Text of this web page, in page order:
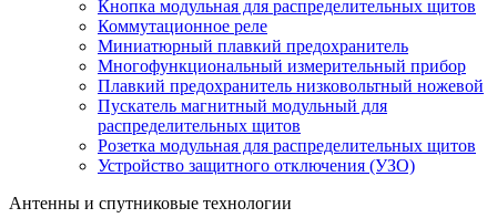
Кнопка модульная для распределительных щитов
Коммутационное реле
Миниатюрный плавкий предохранитель
Многофункциональный измерительный прибор
Плавкий предохранитель низковольтный ножевой
Пускатель магнитный модульный для
распределительных щитов
Розетка модульная для распределительных щитов
Устройство защитного отключения (УЗО)
Антенны и спутниковые технологии